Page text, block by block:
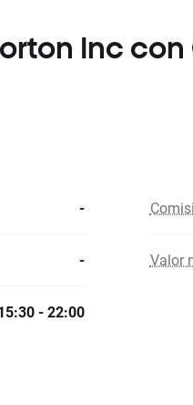
Inc con
-
- Valor
- 22:00